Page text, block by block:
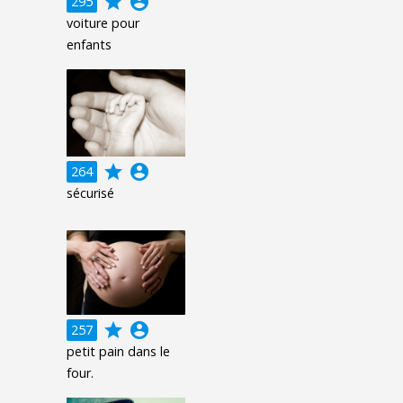
voiture pour
enfants
264 grade account_circle
sécurisé
257 grade account_circle
petit pain dans le
four.